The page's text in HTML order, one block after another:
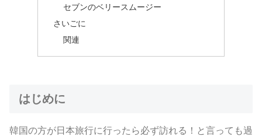
セブンのベリースムージー
さいごに
関連
はじめに
韓国の方が日本旅行に行ったら必ず訪れる！と言っても過